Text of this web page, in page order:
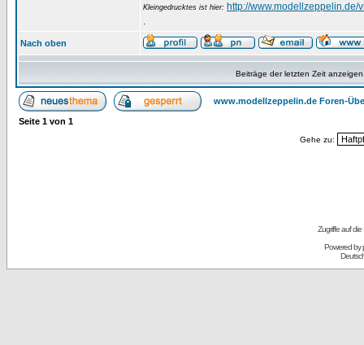
Kleingedrucktes ist hier: http://
.
Nach oben
Beiträge der letzten Zeit
www.modellzeppelin.de Foren-
Seite 1 von 1
Gehe zu:
Zugriffe auf
Powered by